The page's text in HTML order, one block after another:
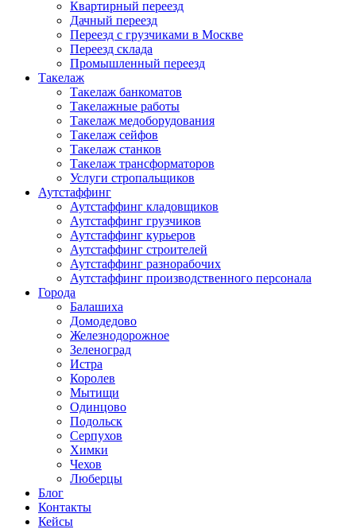
Квартирный переезд
Дачный переезд
Переезд с грузчиками в Москве
Переезд склада
Промышленный переезд
Такелаж
Такелаж банкоматов
Такелажные работы
Такелаж медоборудования
Такелаж сейфов
Такелаж станков
Такелаж трансформаторов
Услуги стропальщиков
Аутстаффинг
Аутстаффинг кладовщиков
Аутстаффинг грузчиков
Аутстаффинг курьеров
Аутстаффинг строителей
Аутстаффинг разнорабочих
Аутстаффинг производственного персонала
Города
Балашиха
Домодедово
Железнодорожное
Зеленоград
Истра
Королев
Мытищи
Одинцово
Подольск
Серпухов
Химки
Чехов
Люберцы
Блог
Контакты
Кейсы